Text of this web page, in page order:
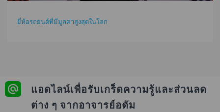
ยี่ห้อรถยนต์ที่มีมูลค่าสูงสุดในโลก
แอดไลน์เพื่อรับเกร็ดความรู้และส่วนลด
ต่าง ๆ จากอาจารย์อดัม